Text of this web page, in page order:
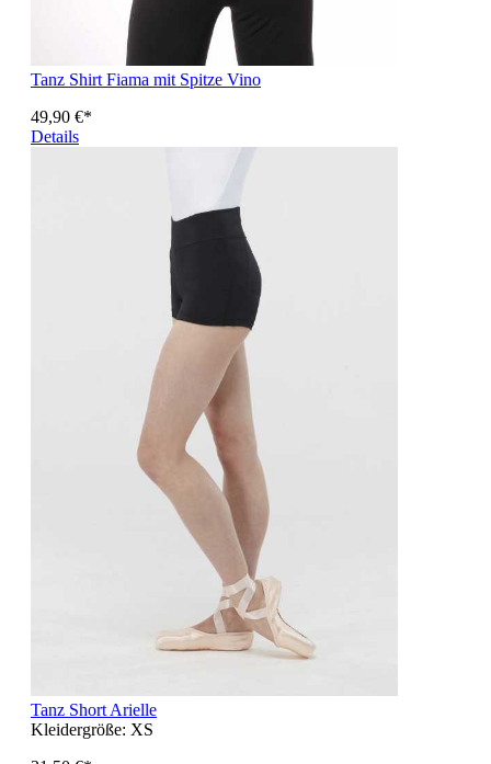
Tanz Shirt Fiama mit Spitze Vino
49,90 €*
Details
Tanz Short Arielle
Kleidergröße: XS